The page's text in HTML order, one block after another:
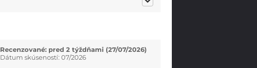
Recenzované: pred 2 týždňami (27/07/2026)
Dátum skúseností: 07/2026